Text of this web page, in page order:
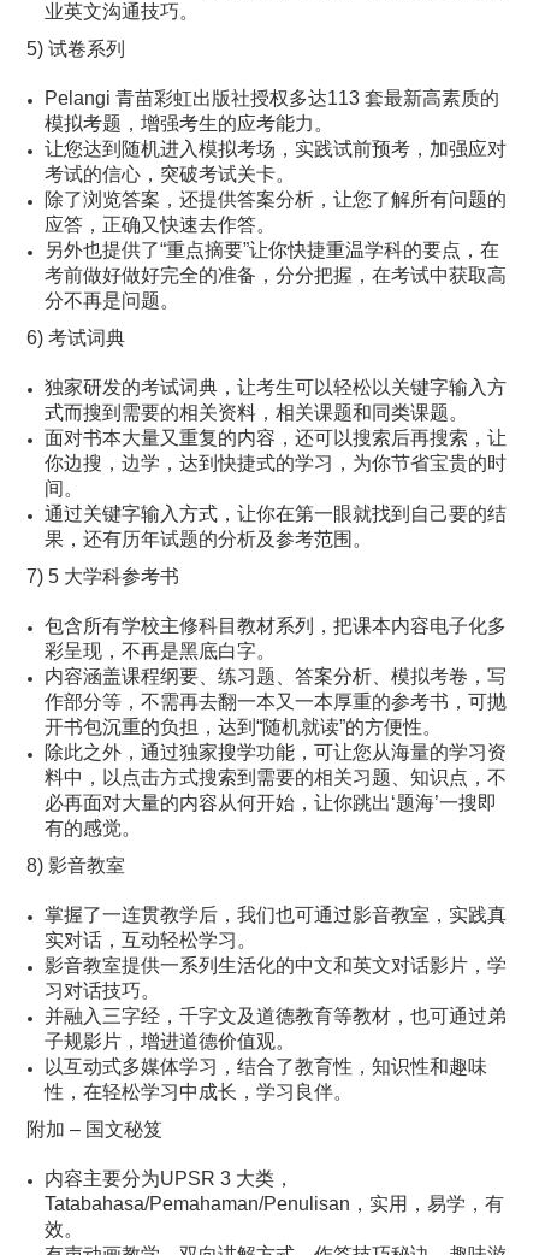
业英文沟通技巧。
5) 试卷系列
Pelangi 青苗彩虹出版社授权多达113 套最新高素质的
模拟考题，增强考生的应考能力。
让您达到随机进入模拟考场，实践试前预考，加强应对
考试的信心，突破考试关卡。
除了浏览答案，还提供答案分析，让您了解所有问题的
应答，正确又快速去作答。
另外也提供了“重点摘要”让你快捷重温学科的要点，在
考前做好做好完全的准备，分分把握，在考试中获取高
分不再是问题。
6) 考试词典
独家研发的考试词典，让考生可以轻松以关键字输入方
式而搜到需要的相关资料，相关课题和同类课题。
面对书本大量又重复的内容，还可以搜索后再搜索，让
你边搜，边学，达到快捷式的学习，为你节省宝贵的时
间。
通过关键字输入方式，让你在第一眼就找到自己要的结
果，还有历年试题的分析及参考范围。
7) 5 大学科参考书
包含所有学校主修科目教材系列，把课本内容电子化多
彩呈现，不再是黑底白字。
内容涵盖课程纲要、练习题、答案分析、模拟考卷，写
作部分等，不需再去翻一本又一本厚重的参考书，可抛
开书包沉重的负担，达到“随机就读”的方便性。
除此之外，通过独家搜学功能，可让您从海量的学习资
料中，以点击方式搜索到需要的相关习题、知识点，不
必再面对大量的内容从何开始，让你跳出‘题海’一搜即
有的感觉。
8) 影音教室
掌握了一连贯教学后，我们也可通过影音教室，实践真
实对话，互动轻松学习。
影音教室提供一系列生活化的中文和英文对话影片，学
习对话技巧。
并融入三字经，千字文及道德教育等教材，也可通过弟
子规影片，增进道德价值观。
以互动式多媒体学习，结合了教育性，知识性和趣味
性，在轻松学习中成长，学习良伴。
附加 – 国文秘笈
内容主要分为UPSR 3 大类，
Tatabahasa/Pemahaman/Penulisan，实用，易学，有
效。